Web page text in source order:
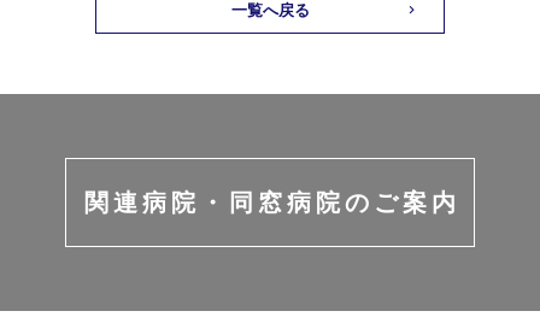
一覧へ戻る
関連病院・同窓病院のご案内